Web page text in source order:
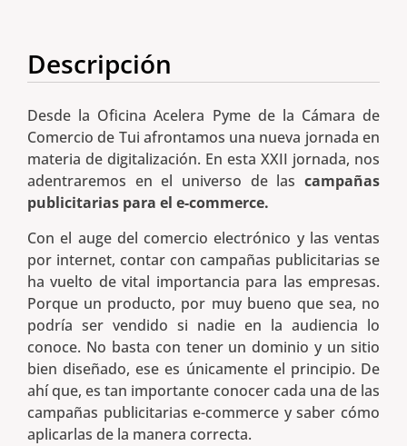
Descripción
Desde la Oficina Acelera Pyme de la Cámara de
Comercio de Tui afrontamos una nueva jornada en
materia de digitalización. En esta XXII jornada, nos
adentraremos en el universo de las campañas
publicitarias para el e-commerce.
Con el auge del comercio electrónico y las ventas
por internet, contar con campañas publicitarias se
ha vuelto de vital importancia para las empresas.
Porque un producto, por muy bueno que sea, no
podría ser vendido si nadie en la audiencia lo
conoce. No basta con tener un dominio y un sitio
bien diseñado, ese es únicamente el principio. De
ahí que, es tan importante conocer cada una de las
campañas publicitarias e-commerce y saber cómo
aplicarlas de la manera correcta.